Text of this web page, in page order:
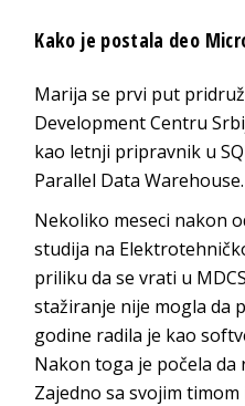
Kako je postala deo
Marija se prvi put
Development Centru
kao letnji pripravnik u
Parallel Data Warehouse.
Nekoliko meseci nakon
studija na
priliku da se vrati u
stažiranje nije mogla da
godine radila je kao
Nakon toga je počela da
Zajedno sa svojim